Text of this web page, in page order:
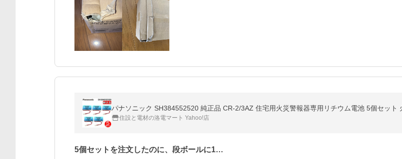
住設と電材の洛電マート Yahoo!店
5個セットを注文したのに、段ボールに1…